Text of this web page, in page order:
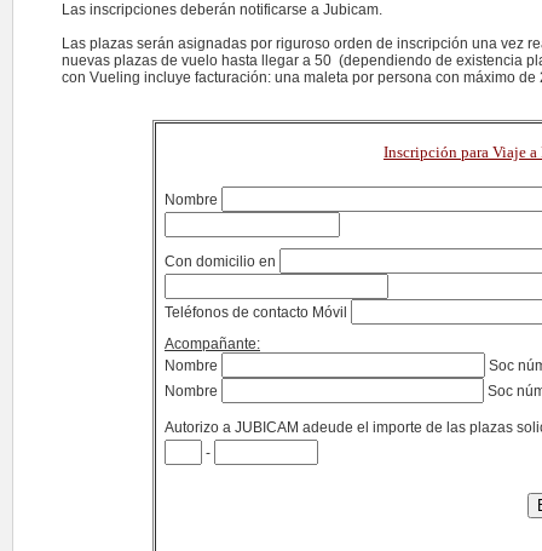
Las inscripciones deberán notificarse a Jubicam.
Las plazas serán asignadas por riguroso orden de inscripción una vez
nuevas plazas de vuelo hasta llegar a 50 (dependiendo de existencia
con Vueling incluye facturación: una maleta por persona con máximo
Inscripción para Viaje
Nombre
Con domicilio en
Teléfonos de contacto Móvil
Acompañante:
Nombre
Soc
Nombre
Soc
Autorizo a JUBICAM adeude el importe de las plazas
-